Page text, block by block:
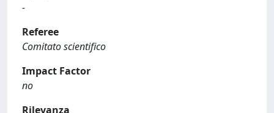
-
Referee
Comitato scientifico
Impact Factor
no
Rilevanza